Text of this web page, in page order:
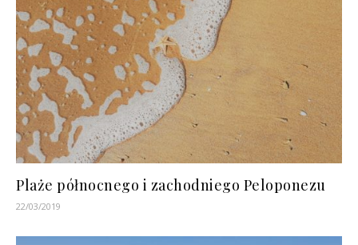
Plaże północnego i zachodniego Peloponezu
22/03/2019